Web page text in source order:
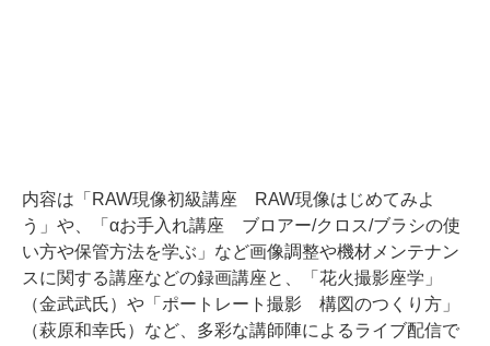
内容は「RAW現像初級講座 RAW現像はじめてみよ
う」や、「αお手入れ講座 ブロアー/クロス/ブラシの使
い方や保管方法を学ぶ」など画像調整や機材メンテナン
スに関する講座などの録画講座と、「花火撮影座学」
（金武武氏）や「ポートレート撮影 構図のつくり方」
（萩原和幸氏）など、多彩な講師陣によるライブ配信で